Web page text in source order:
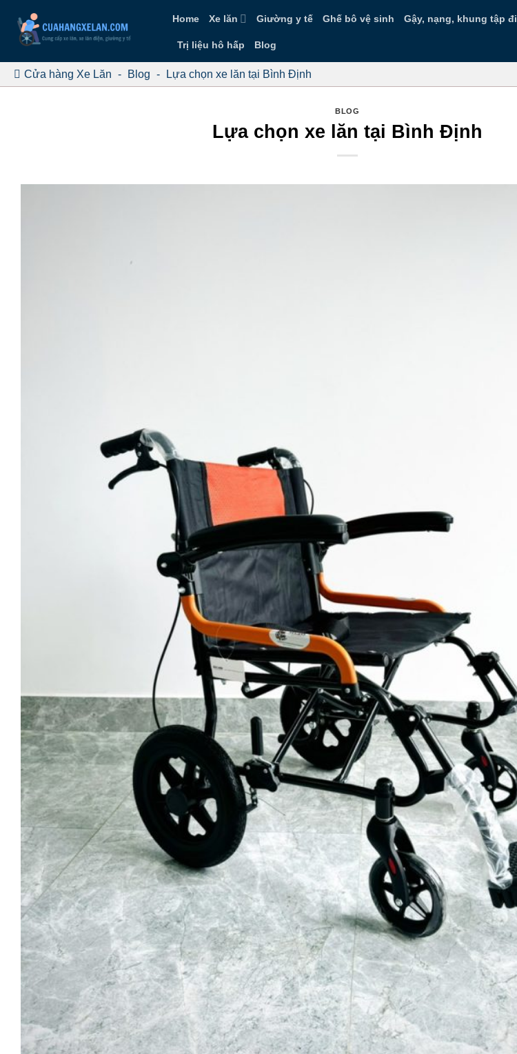
qua
dung
Home Xe lăn Giường y tế Ghế bô vệ sinh Gậy, nạng, khung tập đi
Trị liệu hô hấp Blog
Cửa hàng Xe Lăn - Blog - Lựa chọn xe lăn tại Bình Định
BLOG
Lựa chọn xe lăn tại Bình Định